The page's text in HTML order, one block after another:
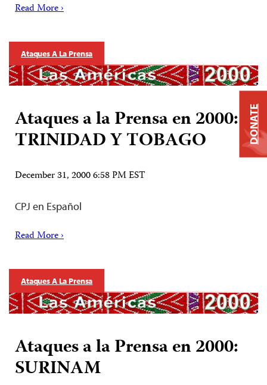
Read More ›
Ataques A La Prensa
Ataques a la Prensa en 2000:
TRINIDAD Y TOBAGO
December 31, 2000 6:58 PM EST
CPJ en Español
Read More ›
Ataques A La Prensa
Ataques a la Prensa en 2000:
SURINAM
DONATE